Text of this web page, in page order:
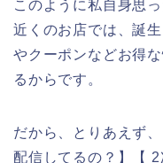
このように私自身思
近くのお店では、誕
やクーポンなどお得
るからです。
だから、とりあえず
配信してるの？】【